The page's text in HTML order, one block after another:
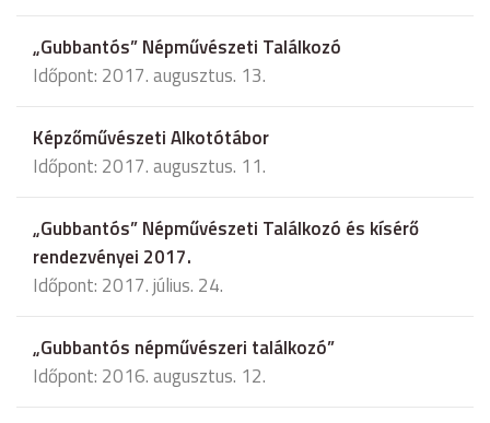
„Gubbantós” Népművészeti Találkozó
Időpont: 2017. augusztus. 13.
Képzőművészeti Alkotótábor
Időpont: 2017. augusztus. 11.
„Gubbantós” Népművészeti Találkozó és kísérő
rendezvényei 2017.
Időpont: 2017. július. 24.
„Gubbantós népművészeri találkozó”
Időpont: 2016. augusztus. 12.